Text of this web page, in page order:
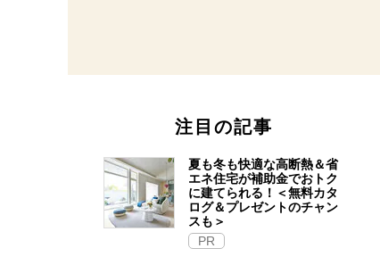
注目の記事
夏も冬も快適な高断熱＆省
エネ住宅が補助金でおトク
に建てられる！＜無料カタ
ログ＆プレゼントのチャン
スも＞
PR